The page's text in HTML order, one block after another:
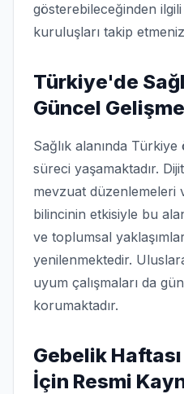
gösterebileceğinden
kuruluşları takip
Türkiye'de
Güncel
Sağlık alanında
süreci yaşamaktadır.
mevzuat düzenlemeleri
bilincinin etkisiyle bu
ve toplumsal
yenilenmektedir.
uyum çalışmaları da
korumaktadır.
Gebelik
İçin Resmi